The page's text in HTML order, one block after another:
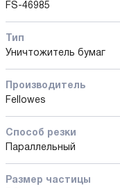
FS-46985
Тип
Уничтожитель бумаг
Производитель
Fellowes
Способ резки
Параллельный
Размер частицы